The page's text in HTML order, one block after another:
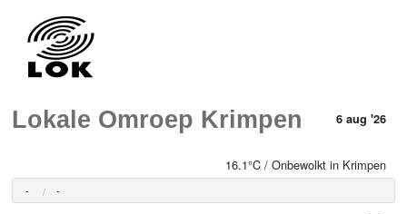
Lokale Omroep Krimpen 6 aug '26
16.1°C / Onbewolkt in Krimpen
- -